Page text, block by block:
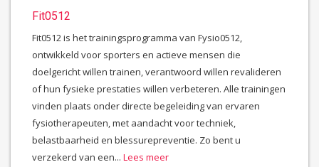
Fit0512
Fit0512 is het trainingsprogramma van Fysio0512,
ontwikkeld voor sporters en actieve mensen die
doelgericht willen trainen, verantwoord willen revalideren
of hun fysieke prestaties willen verbeteren. Alle trainingen
vinden plaats onder directe begeleiding van ervaren
fysiotherapeuten, met aandacht voor techniek,
belastbaarheid en blessurepreventie. Zo bent u
verzekerd van een... Lees meer